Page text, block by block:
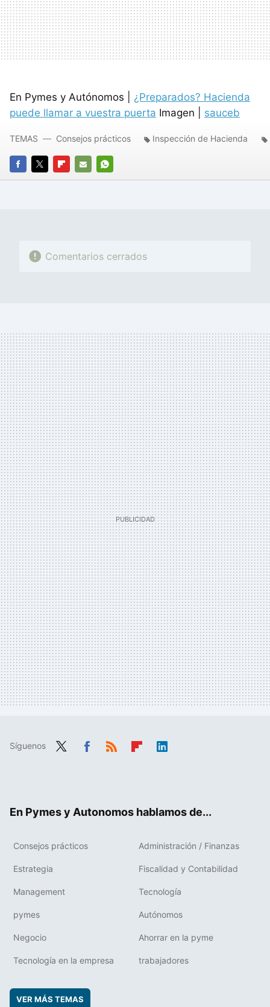
En Pymes y Autónomos | ¿Preparados? Hacienda
puede llamar a vuestra puerta Imagen | sauceb
FACEBOOK
TWITTERFLIPBOARD
E-
WHATSAPP
TEMAS Consejos prácticos Inspección de Hacienda
Comentarios cerrados
Síguenos
En Pymes y Autonomos hablamos de...
Consejos prácticos Administración / Finanzas
Estrategia Fiscalidad y Contabilidad
Management Tecnología
pymes Autónomos
Negocio Ahorrar en la pyme
Tecnología en la empresa trabajadores
VER MÁS TEMAS